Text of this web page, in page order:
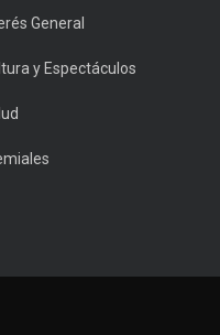
General
y Espectáculos